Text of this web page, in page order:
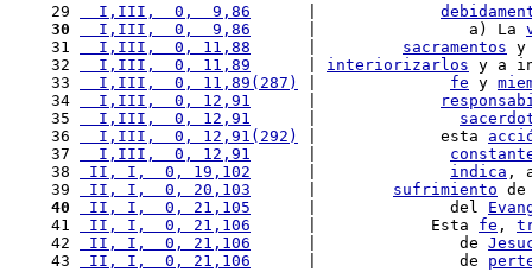
29
  I,III,  0,  9,86
30
  I,III,  0,  9,86
      |                a) La
31
  I,III,  0, 11,88
sacramentos
32
  I,III,  0, 11,89
interiorizarlos y a
33
  I,III,  0, 11,89(287)
fe y
34
  I,III,  0, 12,91
35
  I,III,  0, 12,91
36
  I,III,  0, 12,91(292)
|             esta
37
  I,III,  0, 12,91
38
II, I,  0, 19,102 indica ,
39
II, I,  0, 20,103 sufrimiento
40
II, I,  0, 21,105
      |              del
41
II, I,  0, 21,106
      |            Esta
fe ,
42
II, I,  0, 21,106
      |               de
43
II, I,  0, 21,106
      |               de